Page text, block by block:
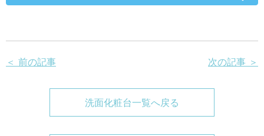
＜ 前の記事 次の記事 ＞
洗面化粧台一覧へ戻る